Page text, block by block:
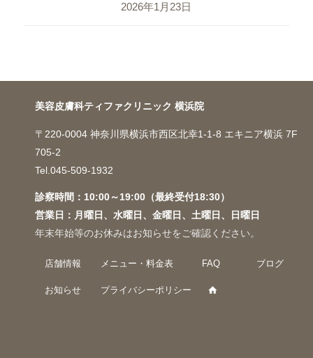
2026年1月23日
美容皮膚科ティファクリニック 横浜院
〒220-0004 神奈川県横浜市西区北幸1-1-8 エキニア横浜 7F
705-2
Tel.045-509-1932
診察時間：10:00～19:00（最終受付18:30）
営業日：月曜日、水曜日、金曜日、土曜日、日曜日
年末年始等のお休みはお知らせをご確認ください。
店舗情報 メニュー・料金表 FAQ ブログ
お知らせ プライバシーポリシー